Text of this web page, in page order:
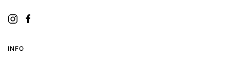
INFO